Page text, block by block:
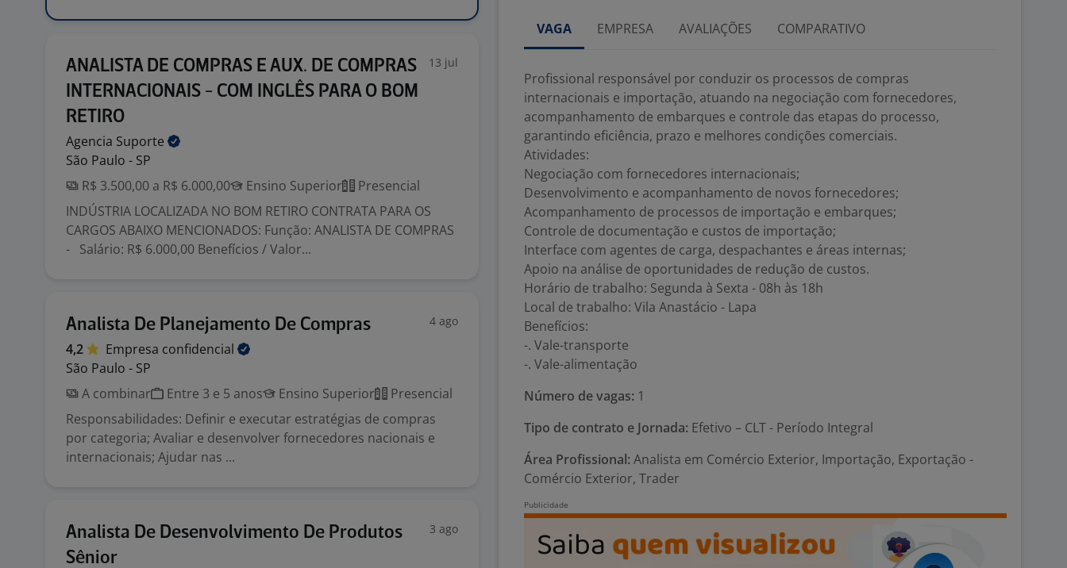
ANALISTA DE COMPRAS E AUX. DE COMPRAS
INTERNACIONAIS - COM INGLÊS PARA O BOM
RETIRO
13 jul
Agencia Suporte
São Paulo - SP
R$ 3.500,00 a R$ 6.000,00
Ensino Superior
Presencial
INDÚSTRIA LOCALIZADA NO BOM RETIRO CONTRATA PARA OS
CARGOS ABAIXO MENCIONADOS: Função: ANALISTA DE COMPRAS
- Salário: R$ 6.000,00 Benefícios / Valor...
Analista De Planejamento De Compras 4 ago
4,2 Empresa confidencial
São Paulo - SP
A combinar
Entre 3 e 5 anos Ensino Superior
Presencial
Responsabilidades: Definir e executar estratégias de compras
por categoria; Avaliar e desenvolver fornecedores nacionais e
internacionais; Ajudar nas ...
Analista De Desenvolvimento De Produtos
Sênior
3 ago
VAGA EMPRESA AVALIAÇÕES COMPARATIVO
Profissional responsável por conduzir os processos de compras
internacionais e importação, atuando na negociação com fornecedores,
acompanhamento de embarques e controle das etapas do processo,
garantindo eficiência, prazo e melhores condições comerciais.
Atividades:
Negociação com fornecedores internacionais;
Desenvolvimento e acompanhamento de novos fornecedores;
Acompanhamento de processos de importação e embarques;
Controle de documentação e custos de importação;
Interface com agentes de carga, despachantes e áreas internas;
Apoio na análise de oportunidades de redução de custos.
Horário de trabalho: Segunda à Sexta - 08h às 18h
Local de trabalho: Vila Anastácio - Lapa
Benefícios:
-. Vale-transporte
-. Vale-alimentação
Número de vagas: 1
Tipo de contrato e Jornada: Efetivo – CLT - Período Integral
Área Profissional: Analista em Comércio Exterior, Importação, Exportação -
Comércio Exterior, Trader